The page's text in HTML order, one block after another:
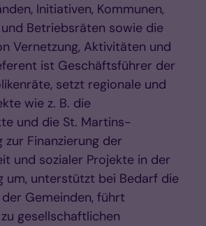
Initiativen, Kommunen,
Betriebsräten sowie die
Vernetzung, Aktivitäten und
ist Geschäftsführer der
setzt regionale und
wie z. B. die
und die St. Martins-
zur Finanzierung der
und sozialer Projekte in der
um, unterstützt bei Bedarf die
Gemeinden, führt
gesellschaftlichen